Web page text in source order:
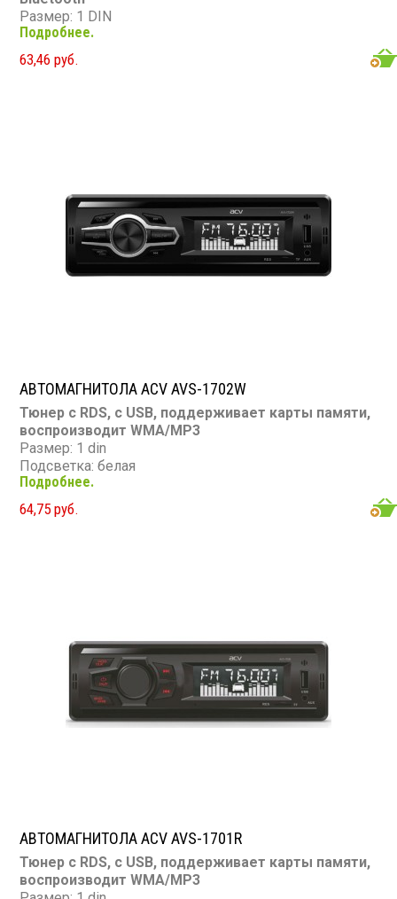
Размер: 1 DIN
Подсветка: белая
CD/MP3: нет/есть
Воспроизведение видео: нет
Bluetooth: есть
Съемная панель: нет
RCA (линейные) выходы: 2 пары
Мощность 50 Вт х 4
Подробнее.
63,46 руб.
АВТОМАГНИТОЛА ACV AVS-1702W
Тюнер с RDS, с USB, поддерживает карты памяти,
воспроизводит WMA/MP3
Размер: 1 din
Подсветка: белая
CD/MP3: нет/есть
DVD/Video: нет
TV-тюнер: нет
RCA (линейные) выходы: 1 пара
Мощность 25 Вт х 4
Подробнее.
64,75 руб.
АВТОМАГНИТОЛА ACV AVS-1701R
Тюнер с RDS, с USB, поддерживает карты памяти,
воспроизводит WMA/MP3